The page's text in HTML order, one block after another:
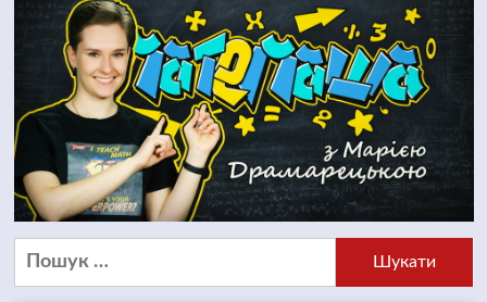
Пошук: